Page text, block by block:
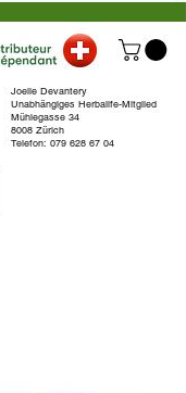
Joelle Devantery
Unabhängiges Herbalife-Mitglied
Mühlegasse 34
8008 Zürich
Telefon: 079 628 67 04